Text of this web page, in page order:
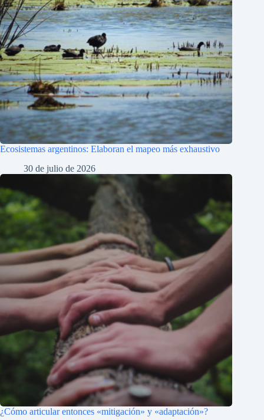
Ecosistemas argentinos: Elaboran el mapeo más exhaustivo
30 de julio de 2026
¿Cómo articular entonces «mitigación» y «adaptación»?